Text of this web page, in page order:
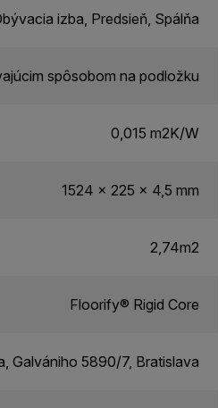
izba, Predsieň, Spálňa
spôsobom na podložku
0,015 m2K/W
1524 x 225 x 4,5 mm
2,74m2
Floorify® Rigid Core
Galvániho 5890/7, Bratislava